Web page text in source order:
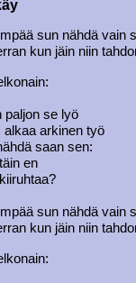
sun nähdä vain
kun jäin niin
paljon se lyö
arkinen työ
saan sen:
en
sun nähdä vain
kun jäin niin